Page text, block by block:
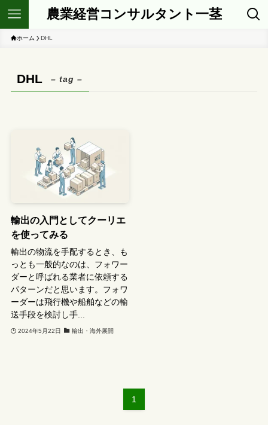
農業経営コンサルタント一茎
ホーム DHL
DHL – tag –
輸出の入門としてクーリエ
を使ってみる
輸出の物流を手配するとき、も
っとも一般的なのは、フォワー
ダーと呼ばれる業者に依頼する
パターンだと思います。フォワ
ーダーは飛行機や船舶などの輸
送手段を検討し手...
2024年5月22日 輸出・海外展開
1